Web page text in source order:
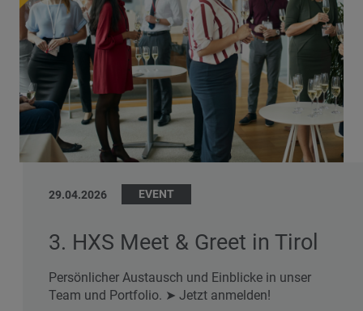
29.04.2026 EVENT
3. HXS Meet & Greet in Tirol
Persönlicher Austausch und Einblicke in unser
Team und Portfolio. ➤ Jetzt anmelden!